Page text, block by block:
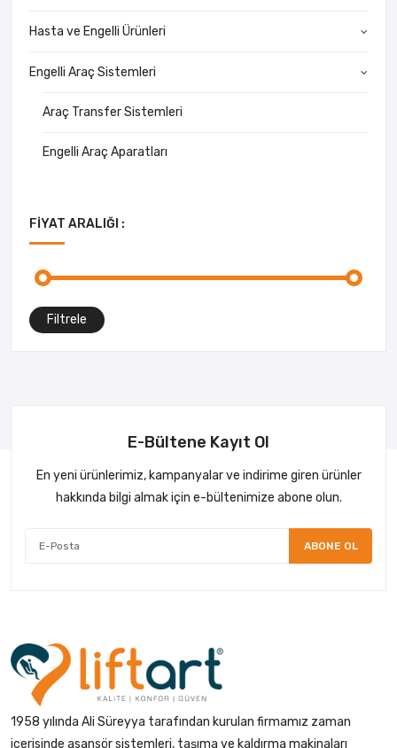
Hasta ve Engelli Ürünleri
Engelli Araç Sistemleri
Araç Transfer Sistemleri
Engelli Araç Aparatları
FIYAT ARALIĞI :
Filtrele
E-Bültene Kayıt Ol
En yeni ürünlerimiz, kampanyalar ve indirime giren ürünler
hakkında bilgi almak için e-bültenimize abone olun.
ABONE OL
1958 yılında Ali Süreyya tarafından kurulan firmamız zaman
içerisinde asansör sistemleri, taşıma ve kaldırma makinaları